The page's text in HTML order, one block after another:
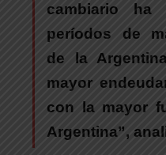
cambiario ha
períodos de
de la
mayor
con la mayor
Argentina”,